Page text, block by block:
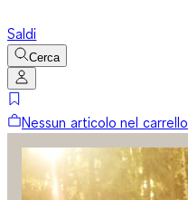
Saldi
Cerca
Nessun articolo nel carrello